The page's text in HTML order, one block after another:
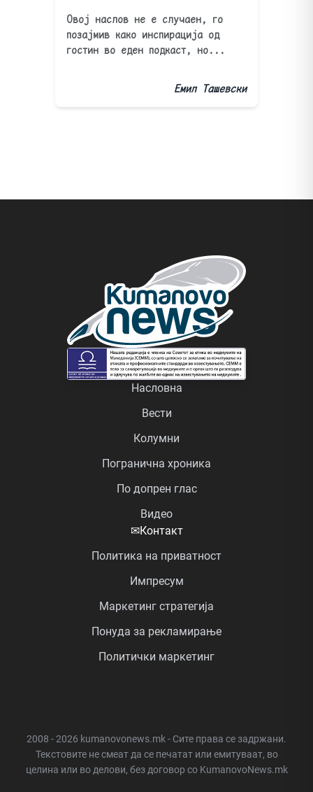
Овој наслов не е случаен, го
позајмив како инспирација од
гостин во еден подкаст, но...
Емил Ташевски
Насловна
Вести
Колумни
Погранична хроника
По допрен глас
Видео
✉Контакт
Политика на приватност
Импресум
Маркетинг стратегија
Понуда за рекламирање
Политички маркетинг
2008 - 2026 kumanovonews.mk - Сите права се задржани.
Текстовите не смеат да се печатат или емитуваат, во
целина или во делови, без договор со KumanovoNews.mk